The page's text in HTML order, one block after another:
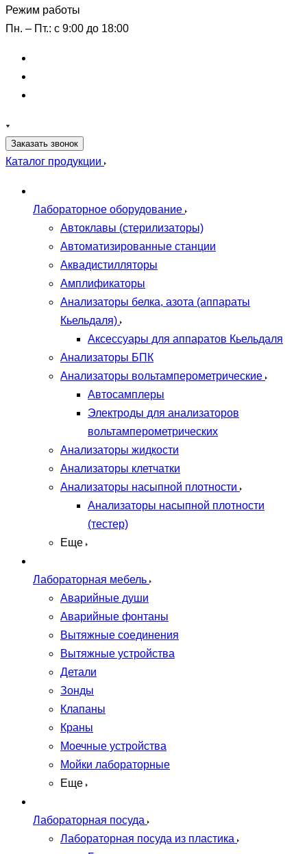
Режим работы
Пн. – Пт.: с 9:00 до 18:00
Заказать звонок
Каталог продукции
Лабораторное оборудование
Автоклавы (стерилизаторы)
Автоматизированные станции
Аквадистилляторы
Амплификаторы
Анализаторы белка, азота (аппараты
Кьельдаля)
Аксессуары для аппаратов Кьельдаля
Анализаторы БПК
Анализаторы вольтамперометрические
Автосамплеры
Электроды для анализаторов
вольтамперометрических
Анализаторы жидкости
Анализаторы клетчатки
Анализаторы насыпной плотности
Анализаторы насыпной плотности
(тестер)
Еще
Лабораторная мебель
Аварийные души
Аварийные фонтаны
Вытяжные соединения
Вытяжные устройства
Детали
Зонды
Клапаны
Краны
Моечные устройства
Мойки лабораторные
Еще
Лабораторная посуда
Лабораторная посуда из пластика